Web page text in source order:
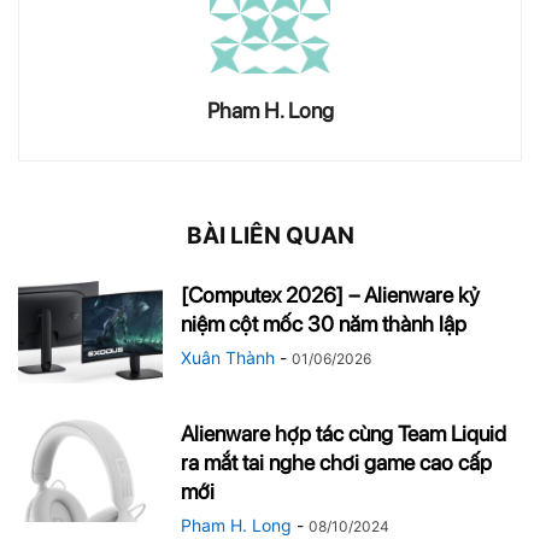
Pham H. Long
BÀI LIÊN QUAN
[Computex 2026] – Alienware kỷ
niệm cột mốc 30 năm thành lập
Xuân Thành - 01/06/2026
Alienware hợp tác cùng Team Liquid
ra mắt tai nghe chơi game cao cấp
mới
Pham H. Long - 08/10/2024